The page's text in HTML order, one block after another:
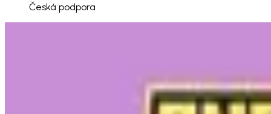
Česká podpora